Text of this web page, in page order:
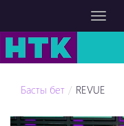
Басты бет REVUE